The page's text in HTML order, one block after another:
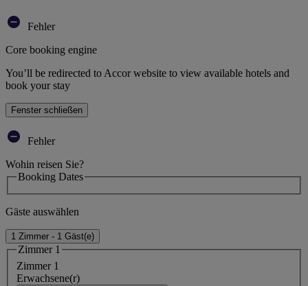
Fehler
Core booking engine
You’ll be redirected to Accor website to view available hotels and
book your stay
Fenster schließen
Fehler
Wohin reisen Sie?
Booking Dates
Gäste auswählen
1 Zimmer - 1 Gäst(e)
Zimmer 1
Zimmer 1
Erwachsene(r)